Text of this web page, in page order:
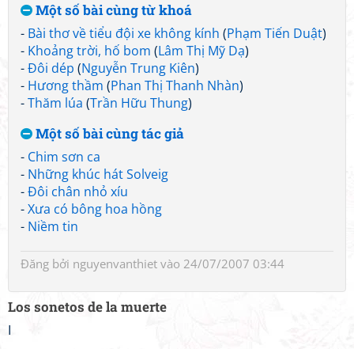
Một số bài cùng từ khoá
- Bài thơ về tiểu đội xe không kính (Phạm Tiến Duật)
- Khoảng trời, hố bom (Lâm Thị Mỹ Dạ)
-Đôi dép (Nguyễn Trung Kiên)
- Hương thầm (Phan Thị Thanh Nhàn)
-Thăm lúa (Trần Hữu Thung)
Một số bài cùng tác giả
- Chim sơn ca
- Những khúc hát Solveig
-Đôi chân nhỏ xíu
-Xưa có bông hoa hồng
- Niềm tin
Đăng bởi nguyenvanthiet vào 24/07/2007 03:44
Los sonetos de la muerte
I